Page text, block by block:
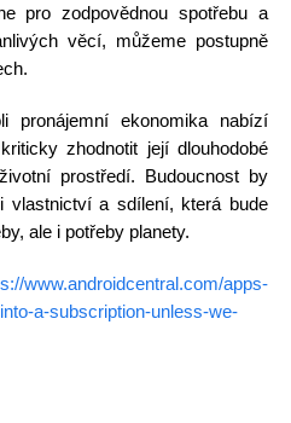
pro zodpovědnou spotřebu a
věcí, můžeme postupně
pronájemní ekonomika nabízí
zhodnotit její dlouhodobé
prostředí. Budoucnost by
vlastnictví a sdílení, která bude
ale i potřeby planety.
www.androidcentral.com/apps-
a-subscription-unless-we-